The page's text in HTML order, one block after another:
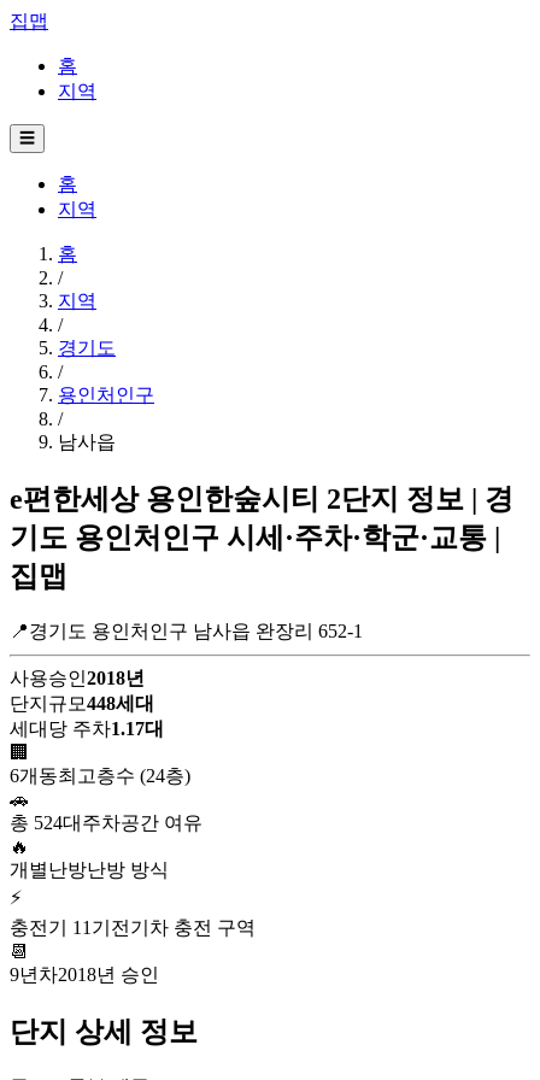
집맵
홈
지역
☰
홈
지역
홈
/
지역
/
경기도
/
용인처인구
/
남사읍
e편한세상 용인한숲시티 2단지 정보 | 경
기도 용인처인구 시세·주차·학군·교통 |
집맵
📍경기도 용인처인구 남사읍 완장리 652-1
사용승인2018년
단지규모448세대
세대당 주차1.17대
🏢
6개동최고층수 (24층)
🚗
총 524대 주차공간 여유
🔥
개별난방난방 방식
⚡
충전기 11기 전기차 충전 구역
📆
9년차2018년 승인
단지 상세 정보